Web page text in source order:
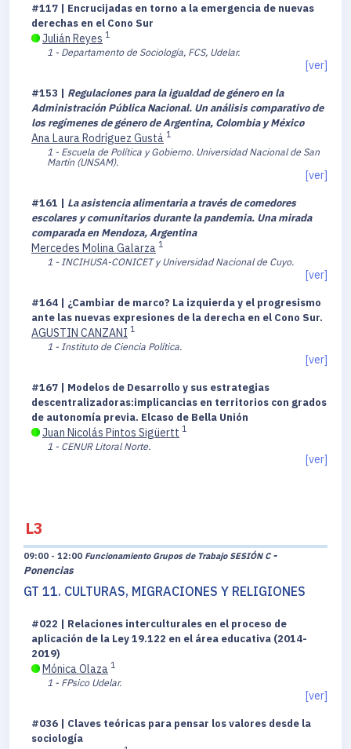
#117 | Encrucijadas en torno a la emergencia de nuevas
derechas en el Cono Sur
Julián Reyes 1
1 - Departamento de Sociología, FCS, Udelar.
[ver]
#153 | Regulaciones para la igualdad de género en la
Administración Pública Nacional. Un análisis comparativo de
los regímenes de género de Argentina, Colombia y México
Ana Laura Rodríguez Gustá 1
1 - Escuela de Política y Gobierno. Universidad Nacional de San
Martín (UNSAM).
[ver]
#161 | La asistencia alimentaria a través de comedores
escolares y comunitarios durante la pandemia. Una mirada
comparada en Mendoza, Argentina
Mercedes Molina Galarza 1
1 - INCIHUSA-CONICET y Universidad Nacional de Cuyo.
[ver]
#164 | ¿Cambiar de marco? La izquierda y el progresismo
ante las nuevas expresiones de la derecha en el Cono Sur.
AGUSTIN CANZANI 1
1 - Instituto de Ciencia Política.
[ver]
#167 | Modelos de Desarrollo y sus estrategias
descentralizadoras:implicancias en territorios con grados
de autonomía previa. Elcaso de Bella Unión
Juan Nicolás Pintos Sigüertt 1
1 - CENUR Litoral Norte.
[ver]
L3
09:00 - 12:00 Funcionamiento Grupos de Trabajo SESIÓN C -
Ponencias
GT 11. CULTURAS, MIGRACIONES Y RELIGIONES
#022 | Relaciones interculturales en el proceso de
aplicación de la Ley 19.122 en el área educativa (2014-
2019)
Mónica Olaza 1
1 - FPsico Udelar.
[ver]
#036 | Claves teóricas para pensar los valores desde la
sociología